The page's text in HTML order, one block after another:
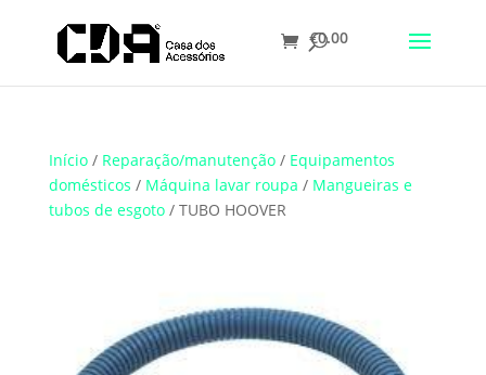
Translate
€0.00
Início/ Reparação/manutenção/ Equipamentos
domésticos / Máquina lavar roupa / Mangueiras e
tubos de esgoto/ TUBO HOOVER